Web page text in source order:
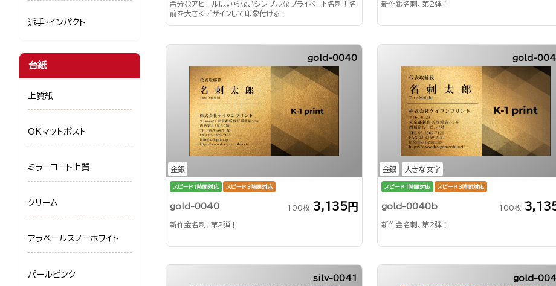
余分なアピールはいらないシンプルなプライベート名刺！名
前を大きくデザインして印象付ける！
新作銀名刺、第2弾！
金銀
gold-0040
スピード1時間対応 スピード3時間対応
gold-0040 100枚 3,135円
新作金名刺、第2弾！
金銀 大きな文字
gold-
スピード1時間対応 スピード3時間対応
gold-0040b 100枚
新作金名刺、第2弾！
silv-0041 gold-
派手・インパクト
台紙
上質紙
OKマットポスト
ミラーコート上質
クリーム
アラベールスノーホワイト
パールピンク